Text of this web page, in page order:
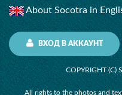
About Socotra in
ВХОД В АККАУНТ
COPYRIGHT (C)
All rights to the photos and